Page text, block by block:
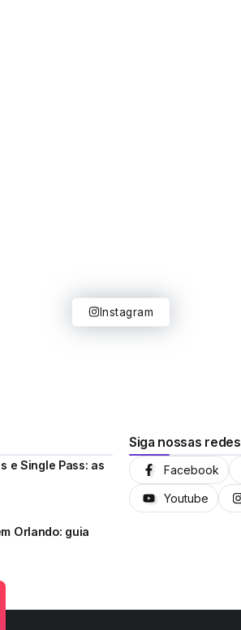
Instagram
e Single Pass: as
Orlando: guia
Siga nossas redes
Facebook
Youtube